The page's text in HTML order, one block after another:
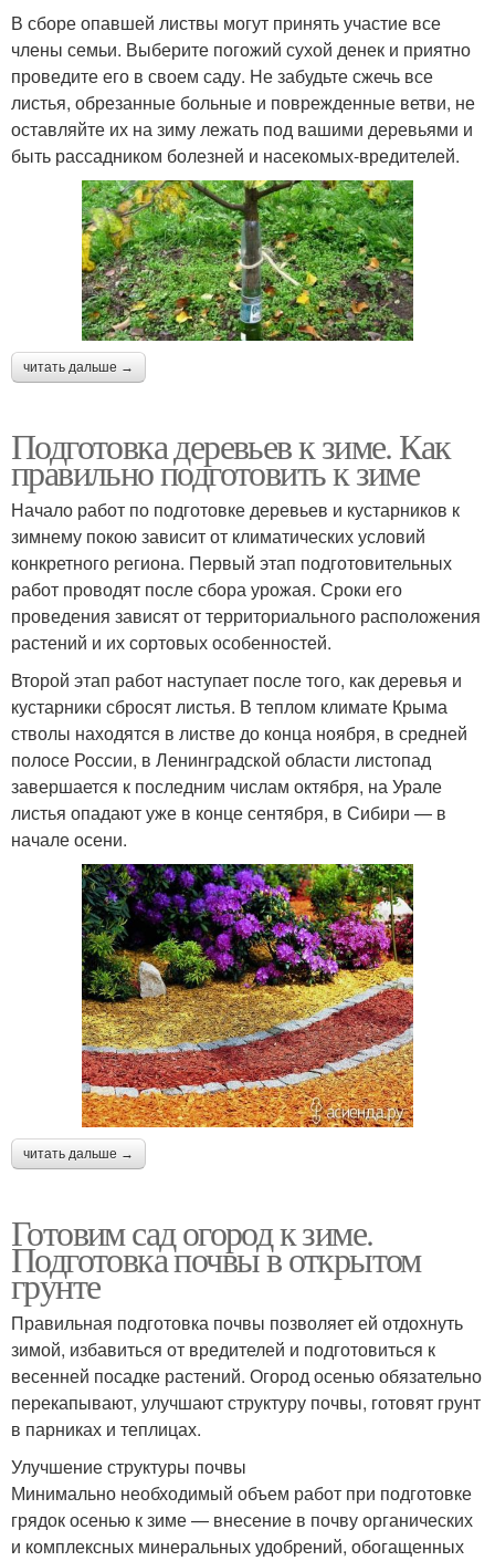
В сборе опавшей листвы могут принять участие все
члены семьи. Выберите погожий сухой денек и приятно
проведите его в своем саду. Не забудьте сжечь все
листья, обрезанные больные и поврежденные ветви, не
оставляйте их на зиму лежать под вашими деревьями и
быть рассадником болезней и насекомых-вредителей.
читать дальше →
Подготовка деревьев к зиме. Как
правильно подготовить к зиме
Начало работ по подготовке деревьев и кустарников к
зимнему покою зависит от климатических условий
конкретного региона. Первый этап подготовительных
работ проводят после сбора урожая. Сроки его
проведения зависят от территориального расположения
растений и их сортовых особенностей.
Второй этап работ наступает после того, как деревья и
кустарники сбросят листья. В теплом климате Крыма
стволы находятся в листве до конца ноября, в средней
полосе России, в Ленинградской области листопад
завершается к последним числам октября, на Урале
листья опадают уже в конце сентября, в Сибири — в
начале осени.
читать дальше →
Готовим сад огород к зиме.
Подготовка почвы в открытом
грунте
Правильная подготовка почвы позволяет ей отдохнуть
зимой, избавиться от вредителей и подготовиться к
весенней посадке растений. Огород осенью обязательно
перекапывают, улучшают структуру почвы, готовят грунт
в парниках и теплицах.
Улучшение структуры почвы
Минимально необходимый объем работ при подготовке
грядок осенью к зиме — внесение в почву органических
и комплексных минеральных удобрений, обогащенных